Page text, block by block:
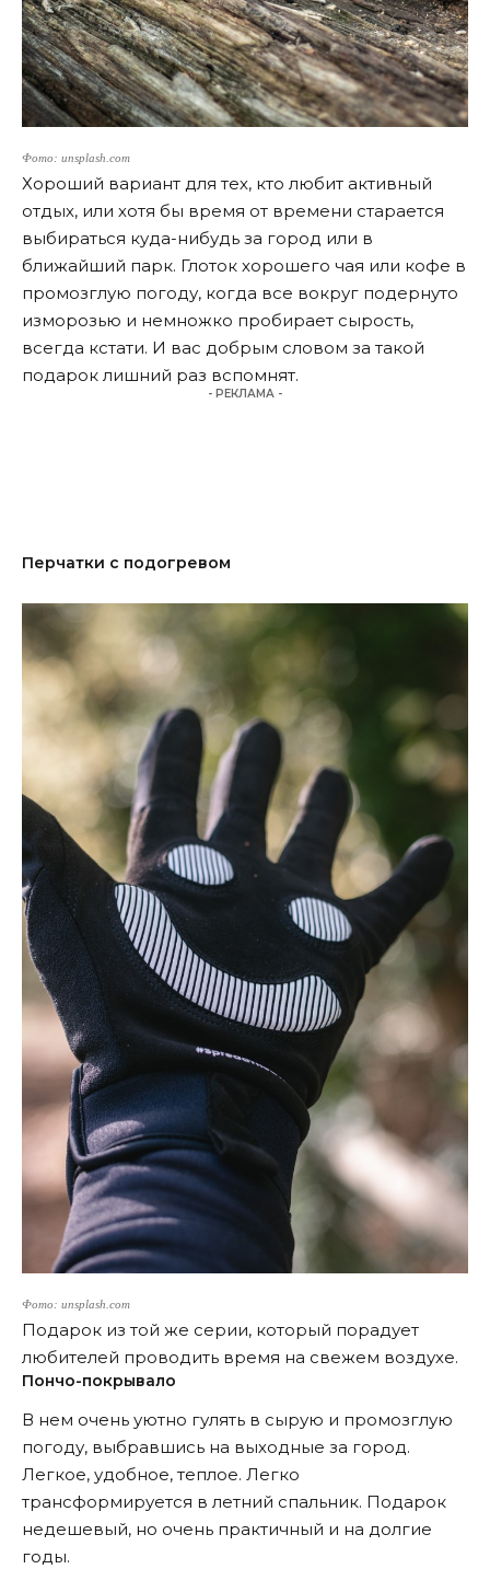
Фото: unsplash.com
Хороший вариант для тех, кто любит активный
отдых, или хотя бы время от времени старается
выбираться куда-нибудь за город или в
ближайший парк. Глоток хорошего чая или кофе в
промозглую погоду, когда все вокруг подернуто
изморозью и немножко пробирает сырость,
всегда кстати. И вас добрым словом за такой
подарок лишний раз вспомнят.
- РЕКЛАМА -
Перчатки с подогревом
Фото: unsplash.com
Подарок из той же серии, который порадует
любителей проводить время на свежем воздухе.
Пончо-покрывало
В нем очень уютно гулять в сырую и промозглую
погоду, выбравшись на выходные за город.
Легкое, удобное, теплое. Легко
трансформируется в летний спальник. Подарок
недешевый, но очень практичный и на долгие
годы.